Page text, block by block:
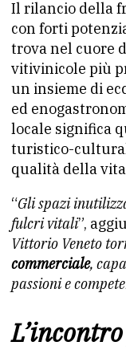
Il rilancio della
con forti
trova nel cuore
vitivinicole più
un insieme di
ed
locale significa
turistico-
qualità della
“Gli spazi
fulcri vitali”,
Vittorio Veneto
commerciale,
passioni e